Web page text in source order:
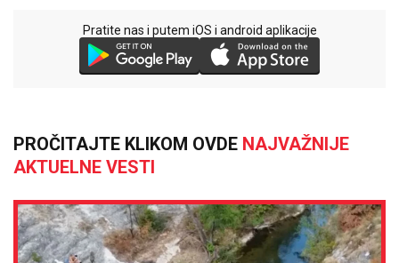
Pratite nas i putem iOS i android aplikacije
PROČITAJTE KLIKOM OVDE NAJVAŽNIJE
AKTUELNE VESTI